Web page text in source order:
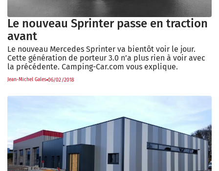
Le nouveau Sprinter passe en traction
avant
Le nouveau Mercedes Sprinter va bientôt voir le jour.
Cette génération de porteur 3.0 n’a plus rien à voir avec
la précédente. Camping-Car.com vous explique.
Jean-Michel Gales 06/02/2018